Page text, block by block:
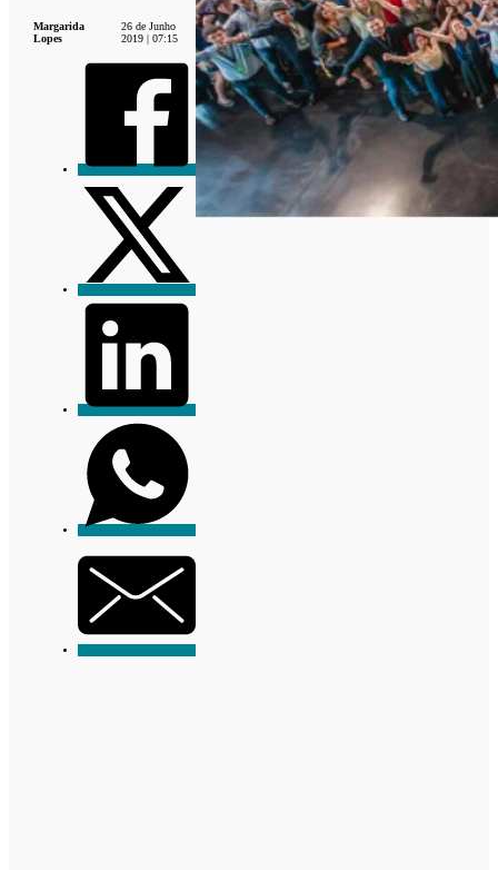
Margarida
Lopes
26 de Junho
2019 | 07:15